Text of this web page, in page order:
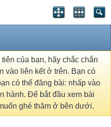
của bạn, hãy chắc chắn
vào liên kết ở trên. Bạn có
có thể đăng bài: nhấp vào
hành. Để bắt đầu xem bài
ghé thăm ở bên dưới.